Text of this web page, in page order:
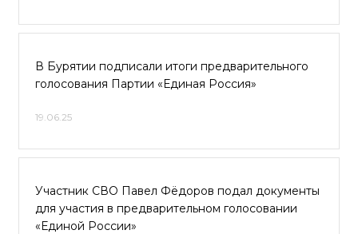
В Бурятии подписали итоги предварительного
голосования Партии «Единая Россия»
19.06.25
Участник СВО Павел Фёдоров подал документы
для участия в предварительном голосовании
«Единой России»